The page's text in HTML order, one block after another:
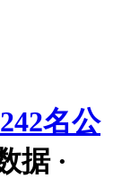
名公
据 ·